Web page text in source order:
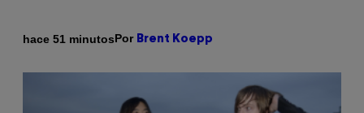
hace 51 minutosPor Brent Koepp